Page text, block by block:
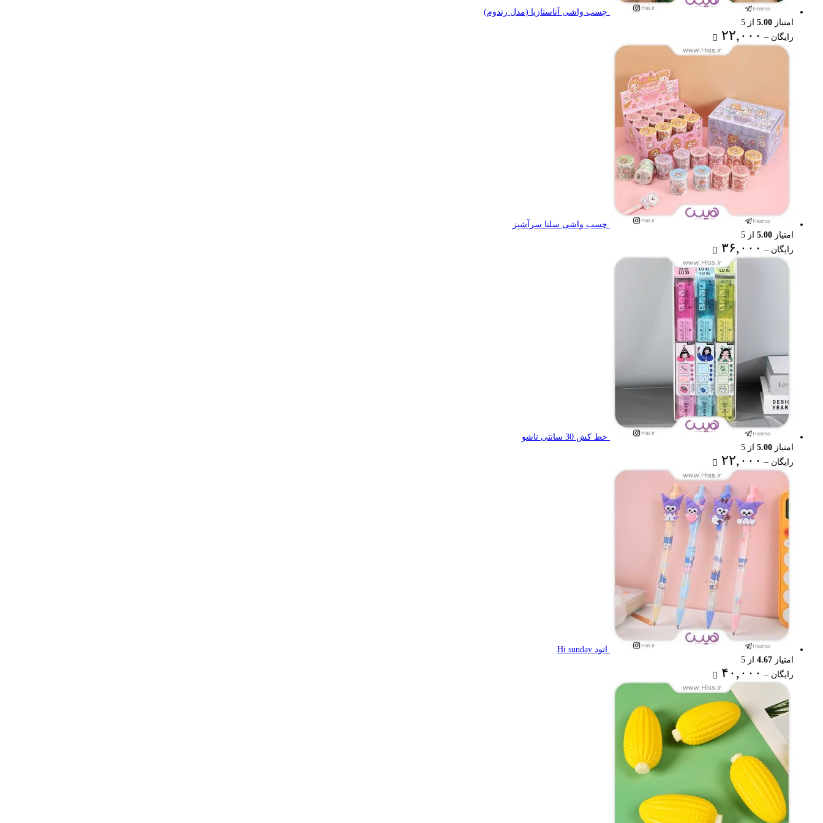
چسب واشی آناستازیا (مدل رندوم)
امتیاز 5.00 از 5
رایگان – ۲۲,۰۰۰
رایگان
چسب واشی سلنا سرآشپز
امتیاز 5.00 از 5
رایگان – ۳۶,۰۰۰
رایگان
through
۳۶,۰۰۰ تومان
خط کش 30 سانتی تاشو
امتیاز 5.00 از 5
رایگان – ۲۲,۰۰۰
رایگان
through
۲۲,۰۰۰ تومان
اتود Hi sunday
امتیاز 4.67 از 5
رایگان – ۴۰,۰۰۰
رایگان
۴۰,۰۰۰ تومان